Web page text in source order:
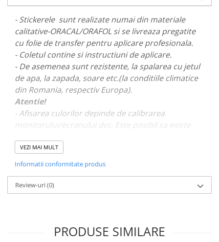
PARASOLARE
PAUL WALKER STICKER
PENTRU FETE
PRODUSE IN TRENDING
SETURI STICKERE
STICKERE CAPAC REZERVOR
STICKERE CRĂCIUN
STICKERE CU ANIMALE
STICKERE JDM
STICKERE PENTRU CAPOTA
STICKERE PENTRU LATERALE
STICKERE PERSONALIZATE
STICKERE UTILAJE AGRICOLE
- Stickerele sunt realizate numai din materiale
calitative-ORACAL/ORAFOL si se livreaza pregatite
cu folie de transfer pentru aplicare profesionala.
- Coletul contine si instructiuni de aplicare.
- De asemenea sunt rezistente, la spalarea cu jetul
de apa, la zapada, soare etc.(la conditiile climatice
din Romania, respectiv Europa).
Atentie!
- Afisarea culorilor depinde de calibrarea
monitorului/ecranului dvs. Este posibil sa existe
- Pentru stickere personalizate si pentru a vizualiza
portofoliul nostru va rugam sa ne contactati
VEZI MAI MULT
Informatii conformitate produs
Review-uri(0)
PRODUSE SIMILARE